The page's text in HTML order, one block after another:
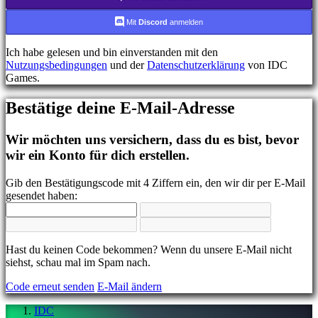
FR
IT
KO
NL
NO
PL
PT
RU
SR
SV
TR
UK
Das
Das
Mit Discord anmelden
Ich habe gelesen und bin einverstanden mit den
Nutzungsbedingungen und derDatenschutzerklärung von IDC
Games.
Bestätige deine E-Mail-Adresse
Wir möchten uns versichern, dass du es bist, bevor
wir ein Konto für dich erstellen.
Gib den Bestätigungscode mit 4 Ziffern ein, den wir dir per E-Mail
gesendet haben:
Hast du keinen Code bekommen? Wenn du unsere E-Mail nicht
siehst, schau mal im Spam nach.
Code erneut senden E-Mail ändern
IDC